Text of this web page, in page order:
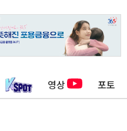
영상 포토